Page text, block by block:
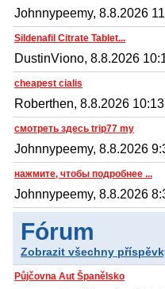
Johnnypeemy, 8.8.2026
Sildenafil Citrate Tablet...
DustinViono, 8.8.2026
cheapest cialis
Roberthen, 8.8.2026
смотреть здесь trip77 my
Johnnypeemy, 8.8.2026
нажмите, чтобы подробнее ...
Johnnypeemy, 8.8.2026
Fórum
Zobrazit všechny
Půjčovna Aut Španělsko